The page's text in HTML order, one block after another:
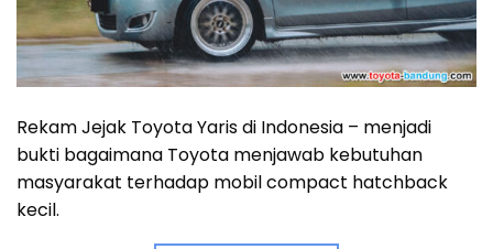
Rekam Jejak Toyota Yaris di Indonesia – menjadi
bukti bagaimana Toyota menjawab kebutuhan
masyarakat terhadap mobil compact hatchback
kecil.